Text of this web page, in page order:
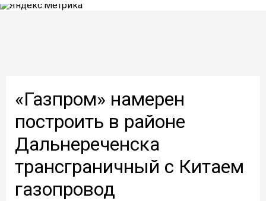
«Газпром» намерен
построить в районе
Дальнереченска
трансграничный с Китаем
газопровод